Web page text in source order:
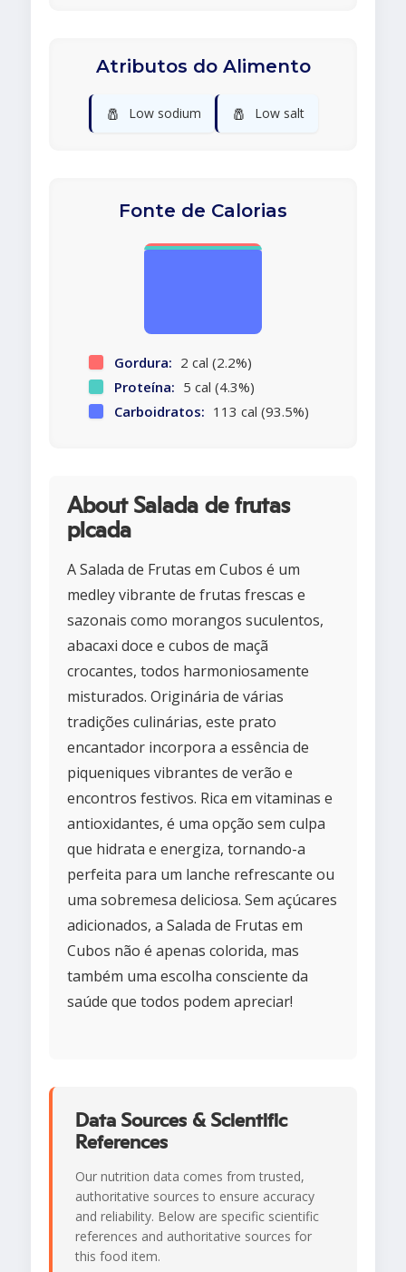
Atributos do Alimento
🧂 Low sodium 🧂 Low salt
Fonte de Calorias
Gordura: 2 cal (2.2%)
Proteína: 5 cal (4.3%)
Carboidratos: 113 cal (93.5%)
About Salada de frutas
picada
A Salada de Frutas em Cubos é um
medley vibrante de frutas frescas e
sazonais como morangos suculentos,
abacaxi doce e cubos de maçã
crocantes, todos harmoniosamente
misturados. Originária de várias
tradições culinárias, este prato
encantador incorpora a essência de
piqueniques vibrantes de verão e
encontros festivos. Rica em vitaminas e
antioxidantes, é uma opção sem culpa
que hidrata e energiza, tornando-a
perfeita para um lanche refrescante ou
uma sobremesa deliciosa. Sem açúcares
adicionados, a Salada de Frutas em
Cubos não é apenas colorida, mas
também uma escolha consciente da
saúde que todos podem apreciar!
Data Sources & Scientific
References
Our nutrition data comes from trusted,
authoritative sources to ensure accuracy
and reliability. Below are specific scientific
references and authoritative sources for
this food item.